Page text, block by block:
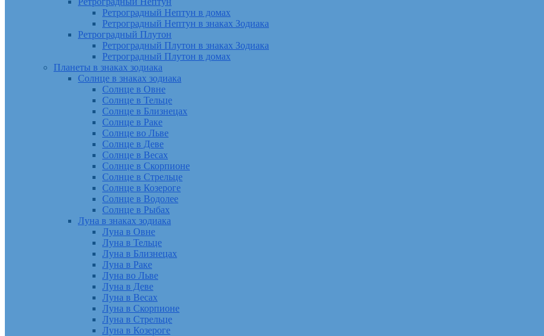
Ретроградный Нептун в домах
Ретроградный Нептун в знаках Зодиака
Ретроградный Плутон
Ретроградный Плутон в знаках Зодиака
Ретроградный Плутон в домах
Планеты в знаках зодиака
Солнце в знаках зодиака
Солнце в Овне
Солнце в Тельце
Солнце в Близнецах
Солнце в Раке
Солнце во Льве
Солнце в Деве
Солнце в Весах
Солнце в Скорпионе
Солнце в Стрельце
Солнце в Козероге
Солнце в Водолее
Солнце в Рыбах
Луна в знаках зодиака
Луна в Овне
Луна в Тельце
Луна в Близнецах
Луна в Раке
Луна во Льве
Луна в Деве
Луна в Весах
Луна в Скорпионе
Луна в Стрельце
Луна в Козероге